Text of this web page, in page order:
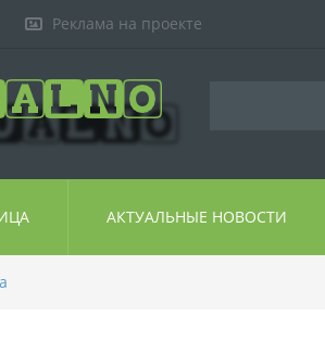
Реклама на проекте
АКТУАЛЬНЫЕ НОВОСТИ